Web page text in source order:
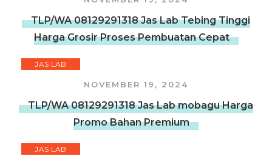
TLP/WA 08129291318 Jas Lab Tebing Tinggi
Harga Grosir Proses Pembuatan Cepat
JAS LAB
NOVEMBER 19, 2024
TLP/WA 08129291318 Jas Lab mobagu Harga
Promo Bahan Premium
JAS LAB